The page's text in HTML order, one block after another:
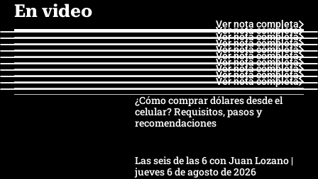
En video
Ver nota completa
Ver nota completa
Ver nota completa
Ver nota completa
Ver nota completa
Ver nota completa
Ver nota completa
Ver nota completa
Ver nota completa
Ver nota completa
¿Cómo comprar dólares desde el
celular? Requisitos, pasos y
recomendaciones
Las seis de las 6 con Juan Lozano |
jueves 6 de agosto de 2026